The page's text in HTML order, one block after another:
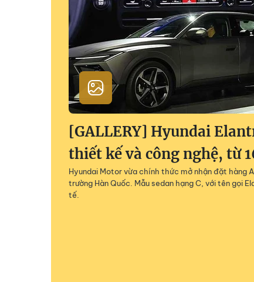
[GALLERY] Hyundai
thiết kế và công nghệ, từ
Hyundai Motor vừa chính thức mở nhận đặt hàng
trường Hàn Quốc. Mẫu sedan hạng C, với tên gọi
tế.